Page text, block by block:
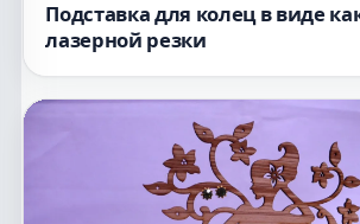
Подставка для колец в виде
лазерной резки